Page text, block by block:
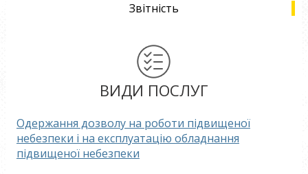
Звітність
ВИДИ ПОСЛУГ
Одержання дозволу на роботи підвищеної
небезпеки і на експлуатацію обладнання
підвищеної небезпеки